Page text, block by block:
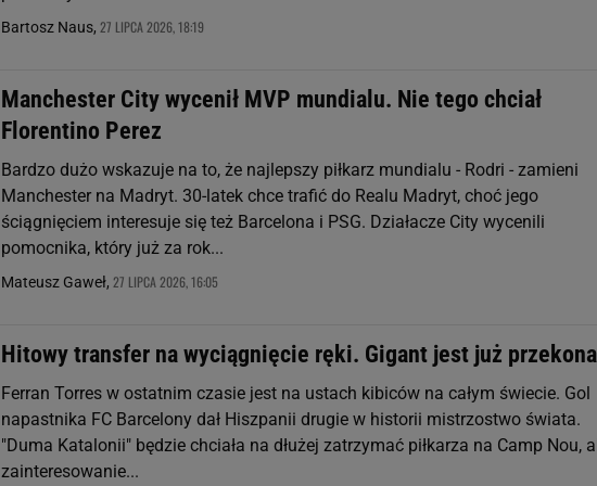
Bartosz Naus, 27 LIPCA 2026, 18:19
Manchester City wycenił MVP mundialu. Nie tego chciał
Florentino Perez
Bardzo dużo wskazuje na to, że najlepszy piłkarz mundialu - Rodri - zamieni
Manchester na Madryt. 30-latek chce trafić do Realu Madryt, choć jego
ściągnięciem interesuje się też Barcelona i PSG. Działacze City wycenili
pomocnika, który już za rok...
Mateusz Gaweł, 27 LIPCA 2026, 16:05
Hitowy transfer na wyciągnięcie ręki. Gigant jest już
Ferran Torres w ostatnim czasie jest na ustach kibiców na całym świecie. Gol
napastnika FC Barcelony dał Hiszpanii drugie w historii mistrzostwo świata.
"Duma Katalonii" będzie chciała na dłużej zatrzymać piłkarza na Camp Nou,
zainteresowanie...